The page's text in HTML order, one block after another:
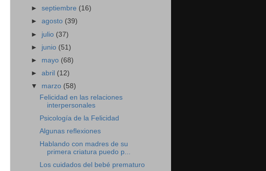
►septiembre (16)
►agosto (39)
► julio (37)
► junio (51)
► mayo (68)
►abril (12)
▼ marzo (58)
Felicidad en las relaciones
interpersonales
Psicología de la Felicidad
Algunas reflexiones
Hablando con madres de su
primera criatura puedo p...
Los cuidados del bebé prematuro